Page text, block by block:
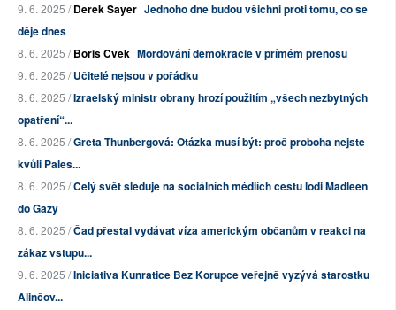
9. 6. 2025 /Derek Sayer Jednoho dne budou všichni proti tomu, co se
děje dnes
8. 6. 2025 /Boris Cvek Mordování demokracie v přímém přenosu
9. 6. 2025 /Učitelé nejsou v pořádku
8. 6. 2025 /Izraelský ministr obrany hrozí použitím „všech nezbytných
opatření“...
8. 6. 2025 /Greta Thunbergová: Otázka musí být: proč proboha nejste
kvůli Pales...
8. 6. 2025 /Celý svět sleduje na sociálních médiích cestu lodi Madleen
do Gazy
8. 6. 2025 /Čad přestal vydávat víza americkým občanům v reakci na
zákaz vstupu...
9. 6. 2025 /Iniciativa Kunratice Bez Korupce veřejně vyzývá starostku
Alinčov...